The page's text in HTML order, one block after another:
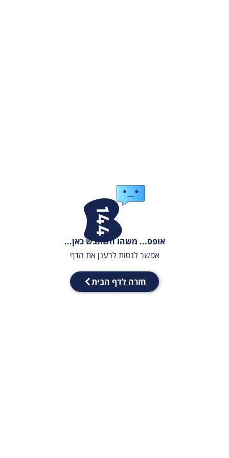
אופס... משהו השתבש כאן...
אפשר לנסות לרענן את הדף
חזרה לדף הבית